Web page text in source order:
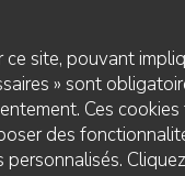
site, pouvant
» sont
Ces
des
Cuisine : Qualité / Prix :